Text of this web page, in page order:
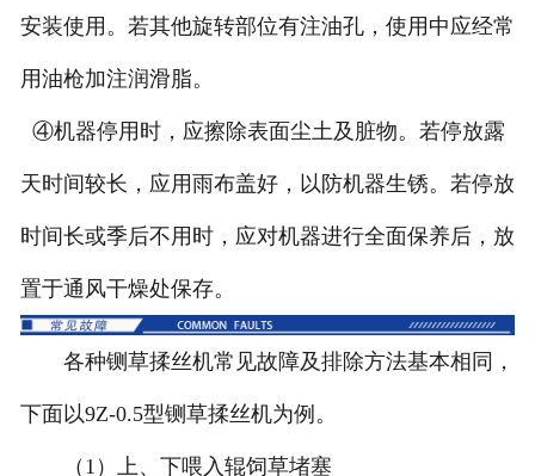
安装使用。若其他旋转部位有注油孔，使用中应经常
用油枪加注润滑脂。
④机器停用时，应擦除表面尘土及脏物。若停放露
天时间较长，应用雨布盖好，以防机器生锈。若停放
时间长或季后不用时，应对机器进行全面保养后，放
置于通风干燥处保存。
各种铡草揉丝机常见故障及排除方法基本相同，
下面以9Z-0.5型铡草揉丝机为例。
（1）上、下喂入辊饲草堵塞